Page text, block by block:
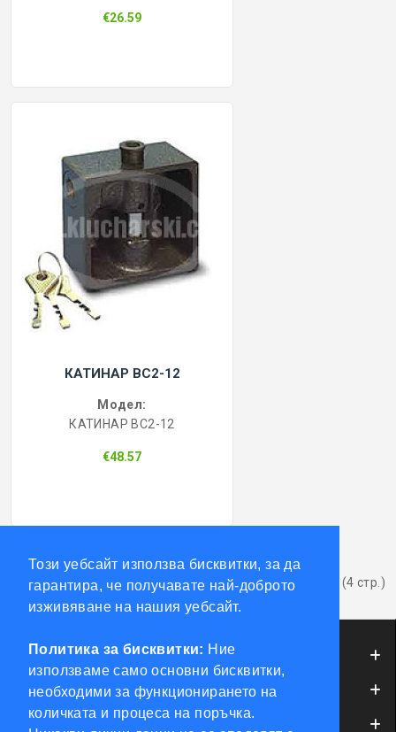
Този уебсайт използва бисквитки, за да
гарантира, че получавате най-доброто
изживяване на нашия уебсайт.
Политика за бисквитки: Ние
използваме само основни бисквитки,
необходими за функционирането на
количката и процеса на поръчка.
€26.59
КАТИНАР BC2-12
Модел:
КАТИНАР BC2-12
€48.57
1 3 4
Показва от 1 до 12 от 38 (4 стр.)
ИНФОРМАЦИЯ
ОБСЛУЖВАНЕ НА КЛИЕНТИ
МОЯТ ПРОФИЛ